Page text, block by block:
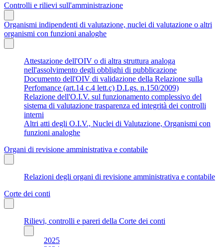
Controlli e rilievi sull'amministrazione
Organismi indipendenti di valutazione, nuclei di valutazione o altri
organismi con funzioni analoghe
Attestazione dell'OIV o di altra struttura analoga
nell'assolvimento degli obblighi di pubblicazione
Documento dell'OIV di validazione della Relazione sulla
Perfomance (art.14 c.4 lett.c) D.Lgs. n.150/2009)
Relazione dell'O.I.V. sul funzionamento complessivo del
sistema di valutazione trasparenza ed integrità dei controlli
interni
Altri atti degli O.I.V., Nuclei di Valutazione, Organismi con
funzioni analoghe
Organi di revisione amministrativa e contabile
Relazioni degli organi di revisione amministrativa e contabile
Corte dei conti
Rilievi, controlli e pareri della Corte dei conti
2025